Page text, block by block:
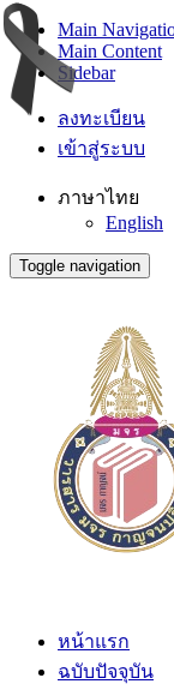
Main
Main Content
Sidebar
ลงทะเบียน
เข้าสู่ระบบ
ภาษาไทย
English
Toggle navigation
หน้าแรก
ฉบับปัจจุบัน